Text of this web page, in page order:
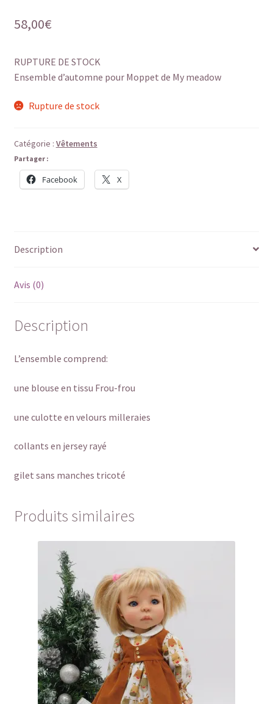
58,00€
RUPTURE DE STOCK
Ensemble d’automne pour Moppet de My meadow
Rupture de stock
Catégorie : Vêtements
Partager :
Facebook X
Description
Avis (0)
Description
L’ensemble comprend:
une blouse en tissu Frou-frou
une culotte en velours milleraies
collants en jersey rayé
gilet sans manches tricoté
Produits similaires